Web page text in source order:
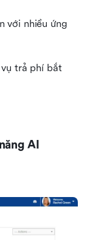
với nhiều ứng
trả phí bắt
AI